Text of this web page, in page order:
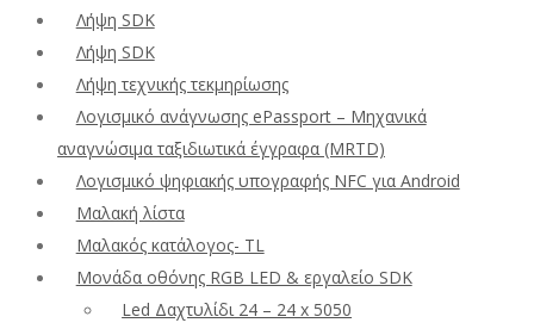
Λήψη SDK
Λήψη SDK
Λήψη τεχνικής τεκμηρίωσης
Λογισμικό ανάγνωσης ePassport – Μηχανικά
αναγνώσιμα ταξιδιωτικά έγγραφα (MRTD)
Λογισμικό ψηφιακής υπογραφής NFC για Android
Μαλακή λίστα
Μαλακός κατάλογος- TL
Μονάδα οθόνης RGB LED & εργαλείο SDK
Led Δαχτυλίδι 24 – 24 x 5050